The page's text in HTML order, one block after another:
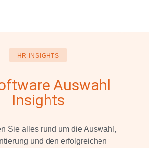
HR INSIGHTS
Auswahl
Insights
Sie alles rund um die Auswahl,
und den erfolgreichen